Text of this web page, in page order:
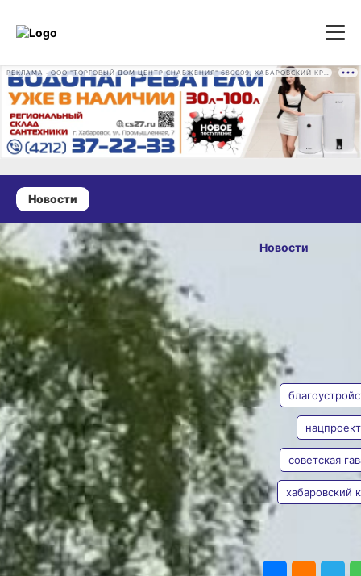
Новости
25 июня 2025 г., 16:54
Парк
«Зелёный
мыс»
благоустроят
в Советской
Гавани
Жители посещают парк не
только ради прогулок, но
и для занятий спортом
Фото:администрация
Советско-Гаванского
муниципального района
В Советской Гавани
продолжают
благоустройство
городского парка
«Зелёный мыс»,
информирует пресс-
Новости
АВТОР
Ольга
Дмитриева
нацпроект
советская
хабаровский